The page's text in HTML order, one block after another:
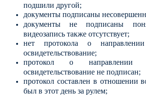
подшили другой;
документы подписаны
документы не подписаны
видеозапись также отсутствует;
нет протокола о
освидетельствование;
протокол о направлении
освидетельствование не подписан;
протокол составлен в отношении
был в этот день за рулем;